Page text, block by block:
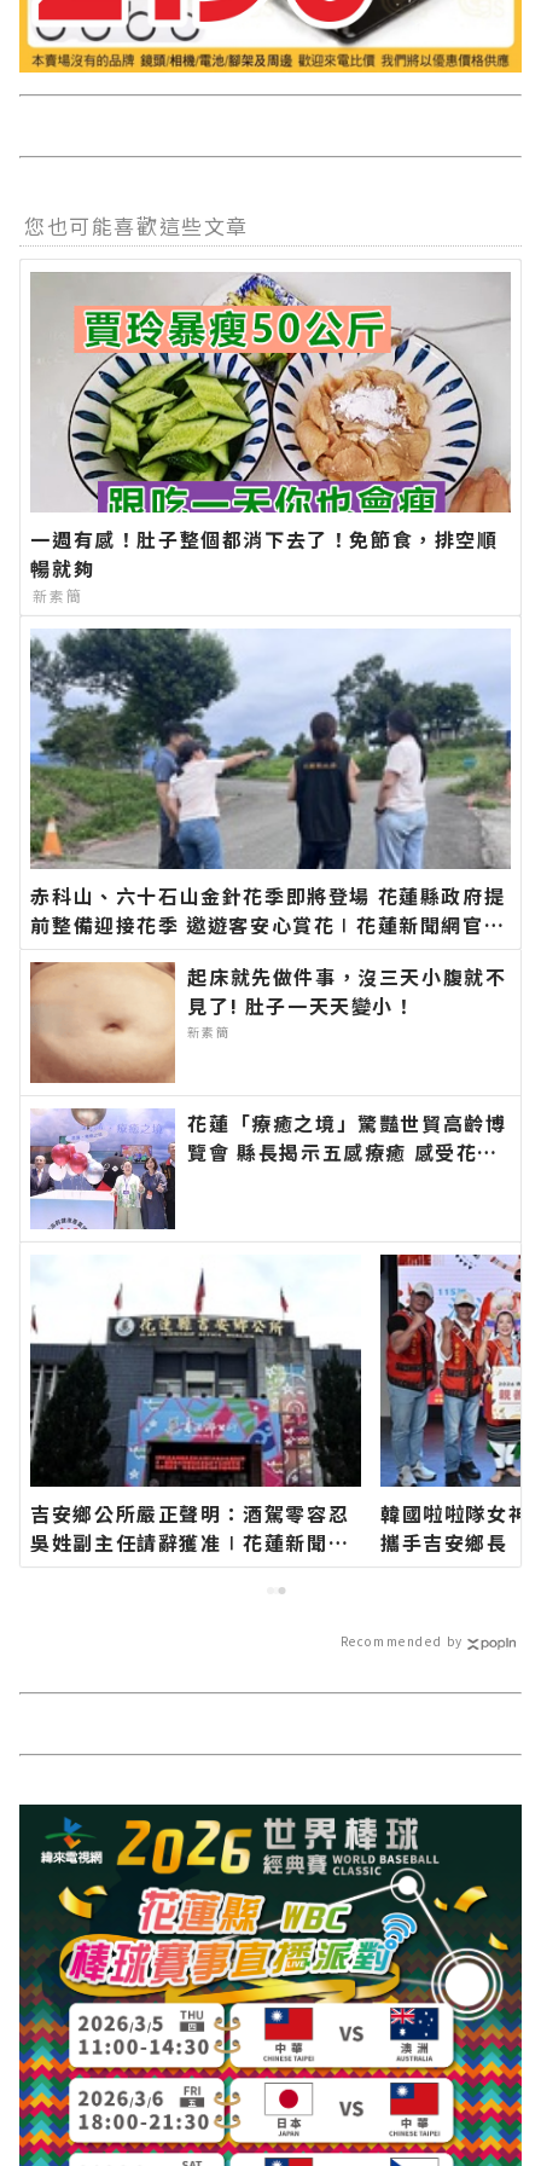
您也可能喜歡這些文章
一週有感！肚子整個都消下去了！免節食，排空順
暢就夠
新素簡
赤科山、六十石山金針花季即將登場 花蓮縣政府提
前整備迎接花季 邀遊客安心賞花∣花蓮新聞網官方
網站各類新聞－最快速的今日新聞報導 最新的在地
資訊！
起床就先做件事，沒三天小腹就不
見了! 肚子一天天變小！
新素簡
花蓮「療癒之境」驚豔世貿高齡博
覽會 縣長揭示五感療癒 感受花蓮
報導 最新的在地資訊！
吉安鄉公所嚴正聲明：酒駕零容忍
吳姓副主任請辭獲准∣花蓮新聞網
官方網站各類新聞－最快速的今日
新聞報導 最新的在地資訊！
韓國啦啦隊女神
攜手吉安鄉長
加「山海共鳴•
導 最新的在地
Recommended by